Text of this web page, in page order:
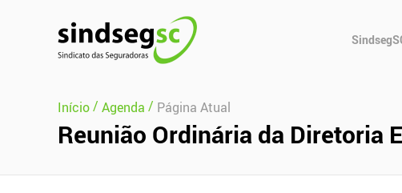
Principal
Início/ Agenda / Página Atual
Reunião Ordinária da Diretoria